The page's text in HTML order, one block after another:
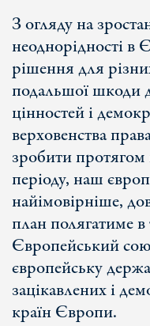
З огляду на
неоднорідності в
рішення для
подальшої шкоди
цінностей і
верховенства
зробити протягом
періоду, наш
найімовірніше,
план полягатиме
Європейський
європейську
зацікавлених і
країн Європи.